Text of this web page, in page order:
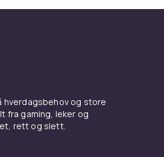
hverdagsbehov og store
fra gaming, leker og
rett og slett.